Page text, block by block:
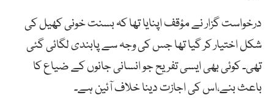
درخواست گزار نے مؤقف اپنایا تھا کہ بسنت خونی کھیل کی
شکل اختیار کر گیا تھا جس کی وجہ سے پابندی لگائی گئی
تھی۔ کوئی بھی ایسی تفریح جو انسانی جانوں کے ضیاع کا
باعث بنے،اس کی اجازت دینا خلاف آئین ہے۔